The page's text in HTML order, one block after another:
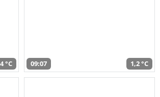
°C 09:07 1,2 °C